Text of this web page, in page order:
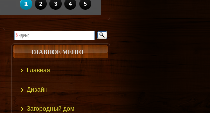
1 2 3 4 5
ГЛАВНОЕ МЕНЮ
Главная
Дизайн
Загородный дом